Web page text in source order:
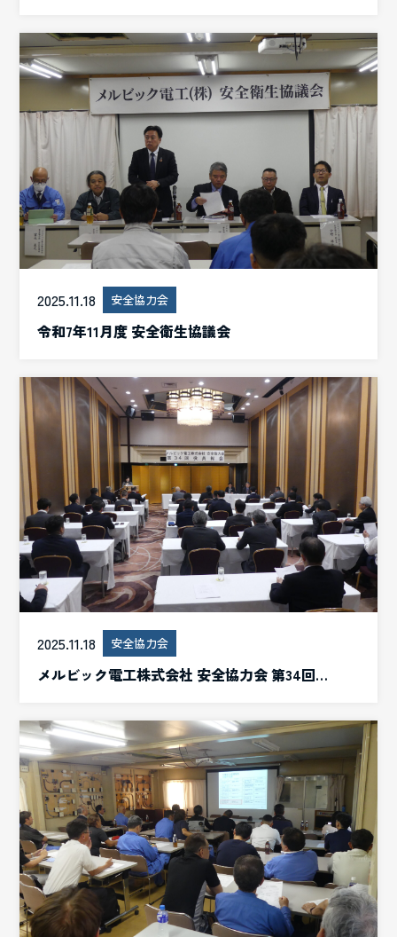
2025.11.18 安全協力会
令和7年11月度 安全衛生協議会
2025.11.18 安全協力会
メルビック電工株式会社 安全協力会 第34回…